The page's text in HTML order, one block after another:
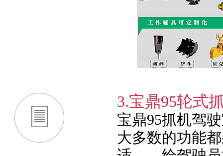
3.宝鼎95轮式
宝鼎95抓机驾
大多数的功能